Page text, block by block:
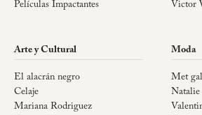
Películas Impactantes
Victor
Arte y Cultural
El alacrán negro
Celaje
Mariana Rodriguez
Moda
Met
Natalie